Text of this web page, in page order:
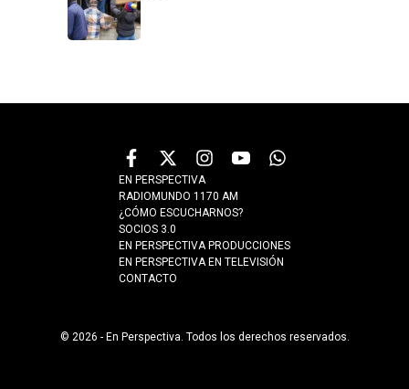
EN PERSPECTIVA
RADIOMUNDO 1170 AM
¿CÓMO ESCUCHARNOS?
SOCIOS 3.0
EN PERSPECTIVA PRODUCCIONES
EN PERSPECTIVA EN TELEVISIÓN
CONTACTO
© 2026 - En Perspectiva. Todos los derechos reservados.